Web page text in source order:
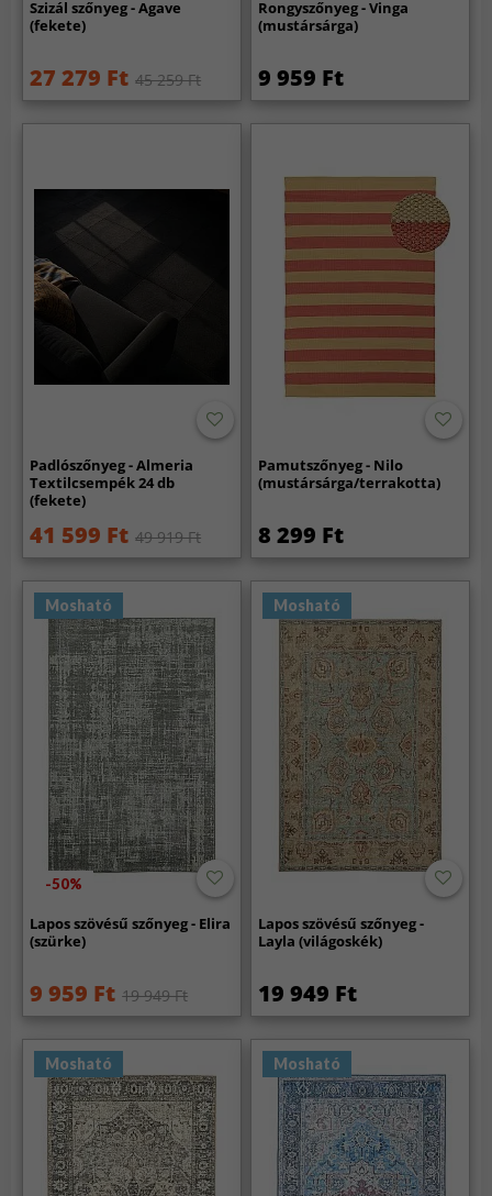
Szizál szőnyeg - Agave
(fekete)
27 279 Ft 45 259 Ft
Rongyszőnyeg - Vinga
(mustársárga)
9 959 Ft
Padlószőnyeg - Almeria
Textilcsempék 24 db
(fekete)
41 599 Ft 49 919 Ft
Pamutszőnyeg - Nilo
(mustársárga/terrakotta)
8 299 Ft
Mosható
-50%
Lapos szövésű szőnyeg - Elira
(szürke)
9 959 Ft 19 949 Ft
Mosható
Lapos szövésű szőnyeg -
Layla (világoskék)
19 949 Ft
Mosható Mosható